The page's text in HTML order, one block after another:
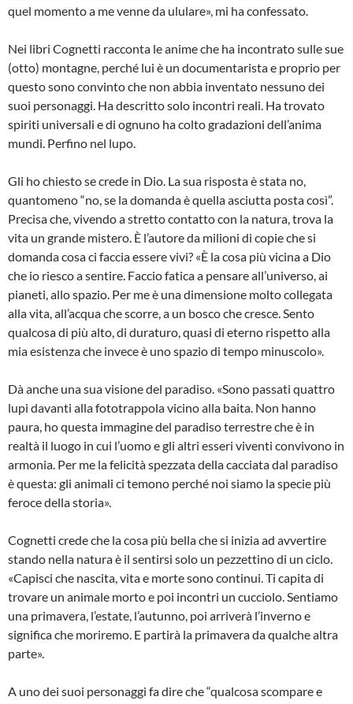
quel momento a me venne da ululare», mi ha confessato.
Nei libri Cognetti racconta le anime che ha incontrato sulle sue
(otto) montagne, perché lui è un documentarista e proprio per
questo sono convinto che non abbia inventato nessuno dei
suoi personaggi. Ha descritto solo incontri reali. Ha trovato
spiriti universali e di ognuno ha colto gradazioni dell’anima
mundi. Perfino nel lupo.
Gli ho chiesto se crede in Dio. La sua risposta è stata no,
quantomeno “no, se la domanda è quella asciutta posta così”.
Precisa che, vivendo a stretto contatto con la natura, trova la
vita un grande mistero. È l’autore da milioni di copie che si
domanda cosa ci faccia essere vivi? «È la cosa più vicina a Dio
che io riesco a sentire. Faccio fatica a pensare all’universo, ai
pianeti, allo spazio. Per me è una dimensione molto collegata
alla vita, all’acqua che scorre, a un bosco che cresce. Sento
qualcosa di più alto, di duraturo, quasi di eterno rispetto alla
mia esistenza che invece è uno spazio di tempo minuscolo».
Dà anche una sua visione del paradiso. «Sono passati quattro
lupi davanti alla fototrappola vicino alla baita. Non hanno
paura, ho questa immagine del paradiso terrestre che è in
realtà il luogo in cui l’uomo e gli altri esseri viventi convivono in
armonia. Per me la felicità spezzata della cacciata dal paradiso
è questa: gli animali ci temono perché noi siamo la specie più
feroce della storia».
Cognetti crede che la cosa più bella che si inizia ad avvertire
stando nella natura è il sentirsi solo un pezzettino di un ciclo.
«Capisci che nascita, vita e morte sono continui. Ti capita di
trovare un animale morto e poi incontri un cucciolo. Sentiamo
una primavera, l’estate, l’autunno, poi arriverà l’inverno e
significa che moriremo. E partirà la primavera da qualche altra
parte».
A uno dei suoi personaggi fa dire che “qualcosa scompare e